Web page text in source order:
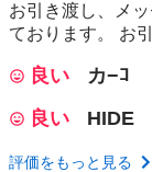
お引き渡し、メ
ております。 お
良い
カ−ｺ
良い
HIDE
評価をもっと見る